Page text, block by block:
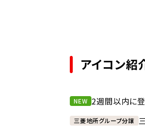
アイコン紹
NEW 2週間以内に
三菱地所グループ分譲